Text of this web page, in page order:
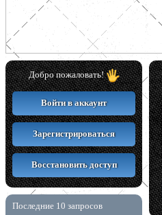
Добро пожаловать!
Войти в аккаунт
Зарегистрироваться
Восстановить доступ
Последние 10 запросов